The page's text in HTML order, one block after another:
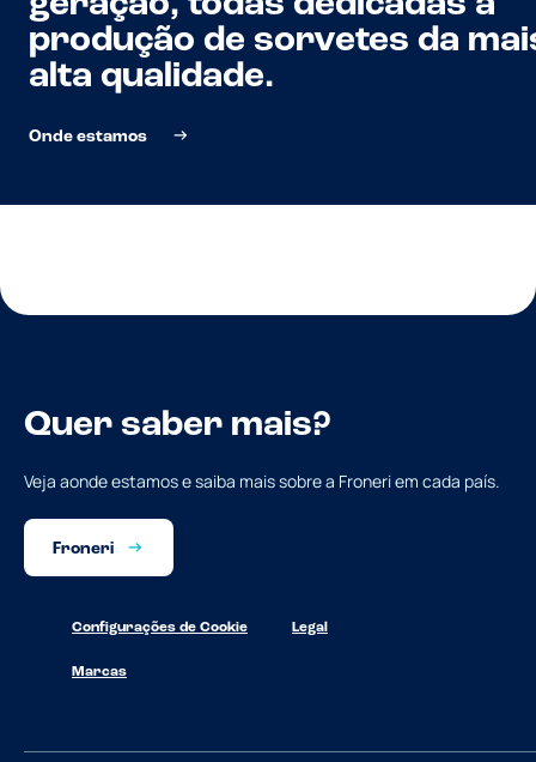
produção de sorvetes da
alta qualidade.
Onde estamos
Quer saber mais?
Veja aonde estamos e saiba mais sobre a Froneri em cada país.
Froneri
Configurações de Cookie Legal
Marcas